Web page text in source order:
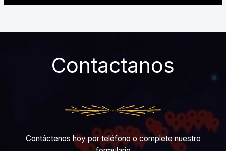
Contactanos
Contáctenos hoy por teléfono o complete nuestro